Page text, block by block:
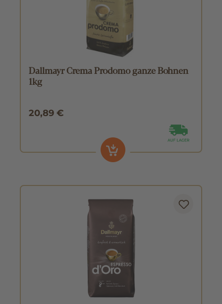
Dallmayr Crema Prodomo ganze Bohnen
1kg
20,89 €